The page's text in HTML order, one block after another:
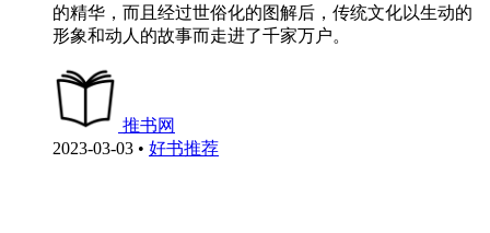
的精华，而且经过世俗化的图解后，传统文化以生动的
形象和动人的故事而走进了千家万户。
推书网
2023-03-03 • 好书推荐